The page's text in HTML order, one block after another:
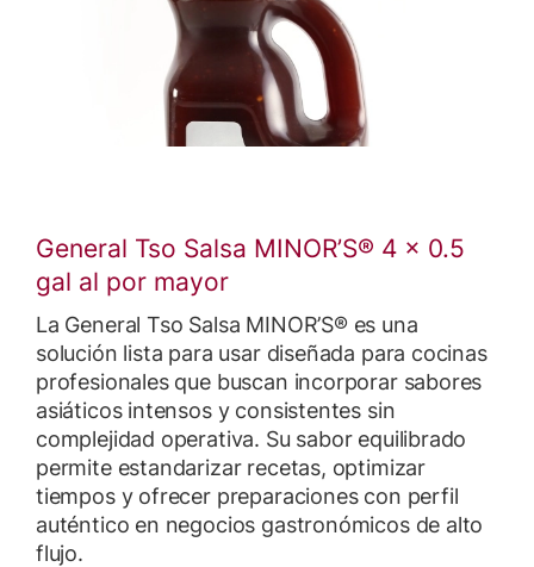
General Tso Salsa MINOR’S® 4 x 0.5
gal al por mayor
La General Tso Salsa MINOR’S® es una
solución lista para usar diseñada para cocinas
profesionales que buscan incorporar sabores
asiáticos intensos y consistentes sin
complejidad operativa. Su sabor equilibrado
permite estandarizar recetas, optimizar
tiempos y ofrecer preparaciones con perfil
auténtico en negocios gastronómicos de alto
flujo.